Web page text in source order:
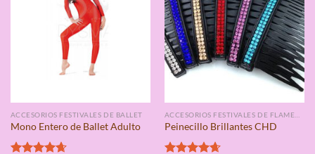
ACCESORIOS FESTIVALES DE BALLET
Mono Entero de Ballet Adulto Peinecillo Brillantes CHD